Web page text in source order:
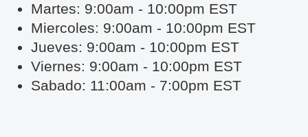
Martes: 9:00am - 10:00pm EST
Miercoles: 9:00am - 10:00pm EST
Jueves: 9:00am - 10:00pm EST
Viernes: 9:00am - 10:00pm EST
Sabado: 11:00am - 7:00pm EST